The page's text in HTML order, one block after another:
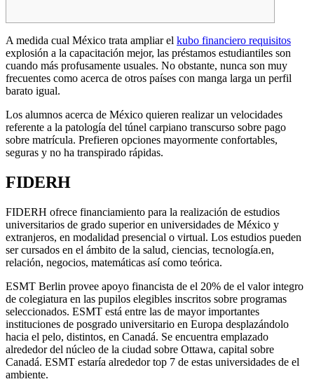
A medida cual México trata ampliar el kubo financiero requisitos
explosión a la capacitación mejor, las préstamos estudiantiles son
cuando más profusamente usuales. No obstante, nunca son muy
frecuentes como acerca de otros países con manga larga un perfil
barato igual.
Los alumnos acerca de México quieren realizar un velocidades
referente a la patologí­a del túnel carpiano transcurso sobre pago
sobre matrícula. Prefieren opciones mayormente confortables,
seguras y no ha transpirado rápidas.
FIDERH
FIDERH ofrece financiamiento para la realización de estudios
universitarios de grado superior en universidades de México y
extranjeros, en modalidad presencial o virtual. Los estudios pueden
ser cursados ​​en el ámbito de la salud, ciencias, tecnología.en,
relación, negocios, matemáticas así­ como teórica.
ESMT Berlin provee apoyo financista de el 20% de el valor integro
de colegiatura en las pupilos elegibles inscritos sobre programas
seleccionados. ESMT está entre las de mayor importantes
instituciones de posgrado universitario en Europa desplazándolo
hacia el pelo, distintos, en Canadá. Se encuentra emplazado
alrededor del núcleo de la ciudad sobre Ottawa, capital sobre
Canadá. ESMT estaría alrededor top 7 de estas universidades de el
ambiente.